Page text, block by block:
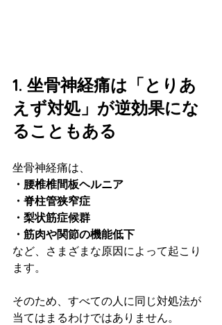
1. 坐骨神経痛は「とりあ
えず対処」が逆効果にな
ることもある
坐骨神経痛は、
・腰椎椎間板ヘルニア
・脊柱管狭窄症
・梨状筋症候群
・筋肉や関節の機能低下
など、さまざまな原因によって起こり
ます。
そのため、すべての人に同じ対処法が
当てはまるわけではありません。